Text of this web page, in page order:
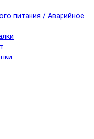
питания / Аварийное